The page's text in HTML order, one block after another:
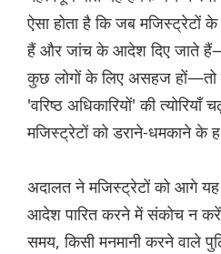
ऐसा होता है कि जब मजिस्ट्रेटों
हैं और जांच के आदेश दिए जाते
कुछ लोगों के लिए असहज
'वरिष्ठ अधिकारियों' की
मजिस्ट्रेटों को डराने-धमकाने
अदालत ने मजिस्ट्रेटों को आगे
आदेश पारित करने में संकोच न
समय, किसी मनमानी करने वाले